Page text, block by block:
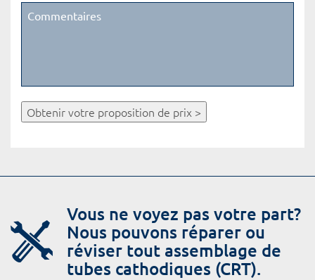
Obtenir votre proposition de prix >
Vous ne voyez pas votre part?
Nous pouvons réparer ou
réviser tout assemblage de
tubes cathodiques (CRT).